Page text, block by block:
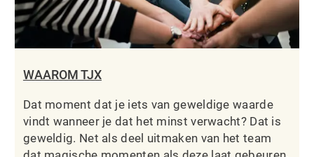
WAAROM TJX
Dat moment dat je iets van geweldige waarde
vindt wanneer je dat het minst verwacht? Dat is
geweldig. Net als deel uitmaken van het team